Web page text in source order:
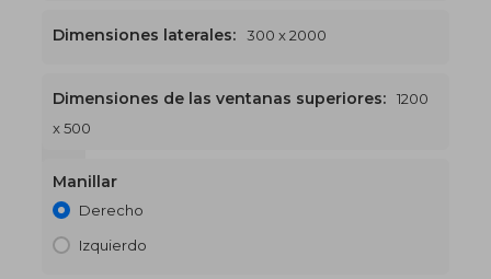
Dimensiones laterales: 300 x 2000
Dimensiones de las ventanas superiores:
1200
x 500
Manillar
Derecho
Izquierdo